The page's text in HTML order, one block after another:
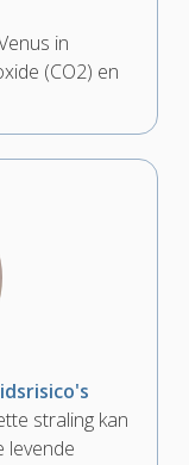
in
(CO2) en
straling kan
levende